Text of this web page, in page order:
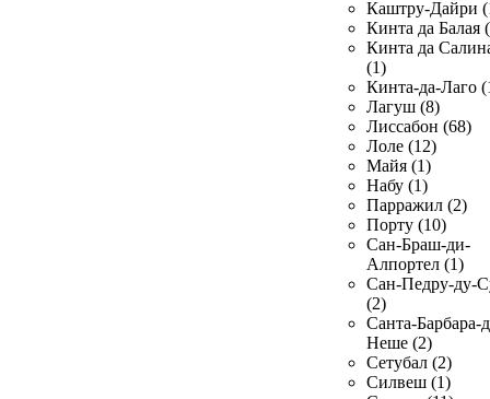
Каштру-Дайри
Кинта да Балая
Кинта да
(1)
Кинта-да-Лаго
Лагуш (8)
Лиссабон (68)
Лоле (12)
Майя (1)
Набу (1)
Парражил (2)
Порту (10)
Сан-Браш-ди-
Алпортел (1)
Сан-Педру-ду-
(2)
Санта-Барбара-
Неше (2)
Сетубал (2)
Силвеш (1)